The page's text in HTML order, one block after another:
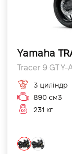
Yamaha
3 циліндр
890 см3
231 кг